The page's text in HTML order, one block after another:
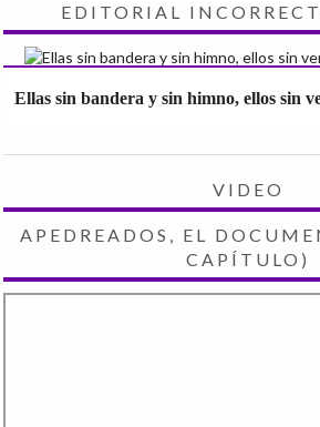
EDITORIAL
Ellas sin bandera y sin himno, ellos sin
VIDEO
APEDREADOS, EL
CAPÍTULO)